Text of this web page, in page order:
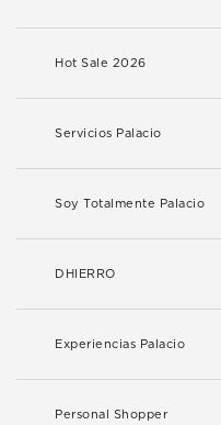
Hot Sale 2026
Servicios Palacio
Soy Totalmente Palacio
DHIERRO
Experiencias Palacio
Personal Shopper